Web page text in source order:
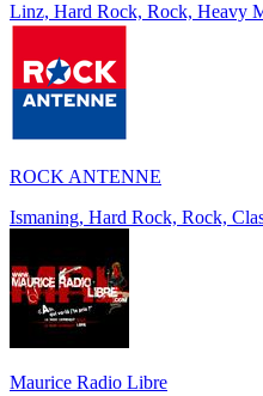
Linz, Hard Rock, Rock, Heavy
ROCK ANTENNE
Ismaning, Hard Rock, Rock,
Maurice Radio Libre